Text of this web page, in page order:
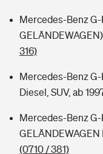
Mercedes-Benz G-
316)
Mercedes-Benz G-
Diesel, SUV, ab
Mercedes-Benz G-
GELÄNDEWAGEN
(0710 / 381)